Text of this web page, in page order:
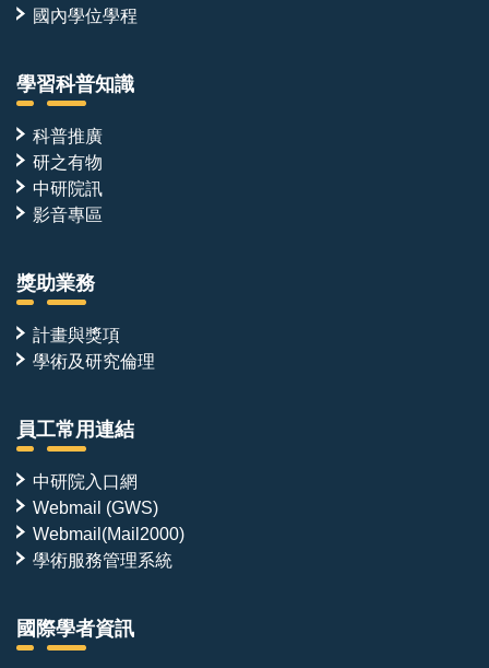
國內學位學程
學習科普知識
科普推廣
研之有物
中研院訊
影音專區
獎助業務
計畫與獎項
學術及研究倫理
員工常用連結
中研院入口網
Webmail (GWS)
Webmail(Mail2000)
學術服務管理系統
國際學者資訊